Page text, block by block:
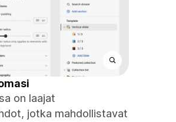
on laajat
jotka mahdollistavat